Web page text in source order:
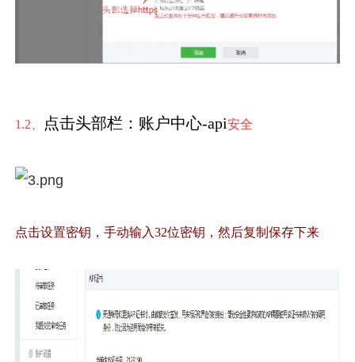
1.2 点击头部栏：账户中心-api安全
点击设置密钥，手动输入32位密钥，然后复制保存下来